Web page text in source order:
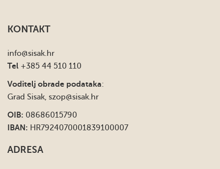
KONTAKT
info@sisak.hr
Tel +385 44 510 110
Voditelj obrade podataka:
Grad Sisak, szop@sisak.hr
OIB: 08686015790
IBAN: HR7924070001839100007
ADRESA